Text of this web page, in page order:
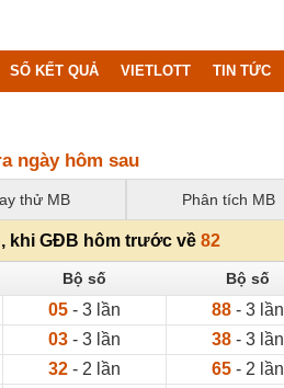
SỔ KẾT QUẢ VIETLOTT TIN TỨC
ngày hôm sau
thử MB Phân tích MB
khi GĐB hôm trước về 82
Bộ số Bộ số
05 - 3 lần 88 - 3 lần
03 - 3 lần 38 - 3 lần
32 - 2 lần 65 - 2 lần